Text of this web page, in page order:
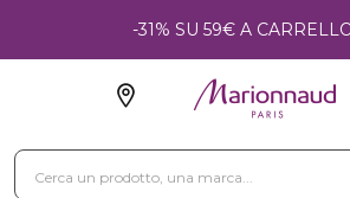
-31% SU 59€ A